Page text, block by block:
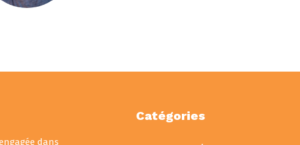
dans
Catégories